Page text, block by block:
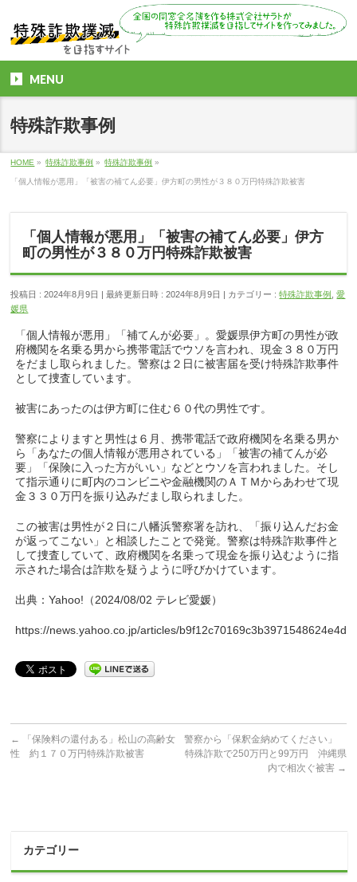
MENU
特殊詐欺事例
HOME » 特殊詐欺事例 » 特殊詐欺事例 »
「個人情報が悪用」「被害の補てん必要」伊方町の男性が３８０万円特殊詐欺被害
「個人情報が悪用」「被害の補てん必要」伊方
町の男性が３８０万円特殊詐欺被害
投稿日 : 2024年8月9日 最終更新日時 : 2024年8月9日 カテゴリー :特殊詐欺事例 ,愛
媛県
「個人情報が悪用」「補てんが必要」。愛媛県伊方町の男性が政
府機関を名乗る男から携帯電話でウソを言われ、現金３８０万円
をだまし取られました。警察は２日に被害届を受け特殊詐欺事件
として捜査しています。
被害にあったのは伊方町に住む６０代の男性です。
警察によりますと男性は６月、携帯電話で政府機関を名乗る男か
ら「あなたの個人情報が悪用されている」「被害の補てんが必
要」「保険に入った方がいい」などとウソを言われました。そし
て指示通りに町内のコンビニや金融機関のＡＴＭからあわせて現
金３３０万円を振り込みだまし取られました。
この被害は男性が２日に八幡浜警察署を訪れ、「振り込んだお金
が返ってこない」と相談したことで発覚。警察は特殊詐欺事件と
して捜査していて、政府機関を名乗って現金を振り込むように指
示された場合は詐欺を疑うように呼びかけています。
出典：Yahoo!（2024/08/02 テレビ愛媛）
https://news.yahoo.co.jp/articles/
←
「保険料の還付ある」松山の高齢女
性 約１７０万円特殊詐欺被害
警察から「保釈金納めてください」
特殊詐欺で250万円と99万円 沖縄県
内で相次ぐ被害 →
カテゴリー